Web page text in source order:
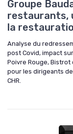
Groupe
restaurants,
la
Analyse du
post Covid, impact
Poivre Rouge,
pour les dirigeants
CHR.